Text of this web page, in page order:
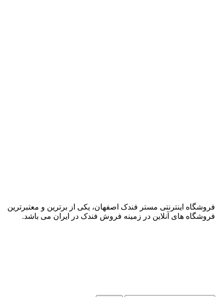
فروشگاه اینترنتی مستر فندک اصفهان، یکی از برترین و معتبرترین
فروشگاه های آنلاین در زمینه فروش فندک در ایران می باشد.